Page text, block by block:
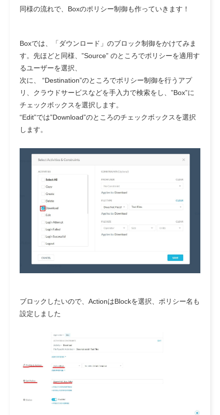
同様の流れで、Boxのポリシー制御も作っていきます！
Boxでは、「ダウンロード」のブロック制御をかけてみま
す。先ほどと同様、”Source” のところでポリシーを適用す
るユーザーを選択、
次に、 “Destination”のところでポリシー制御を行うアプ
リ、クラウドサービスなどを手入力で検索をし、”Box”に
チェックボックスを選択します。
“Edit”では”Download”のところのチェックボックスを選択
します。
ブロックしたいので、ActionはBlockを選択、ポリシー名も
設定しました